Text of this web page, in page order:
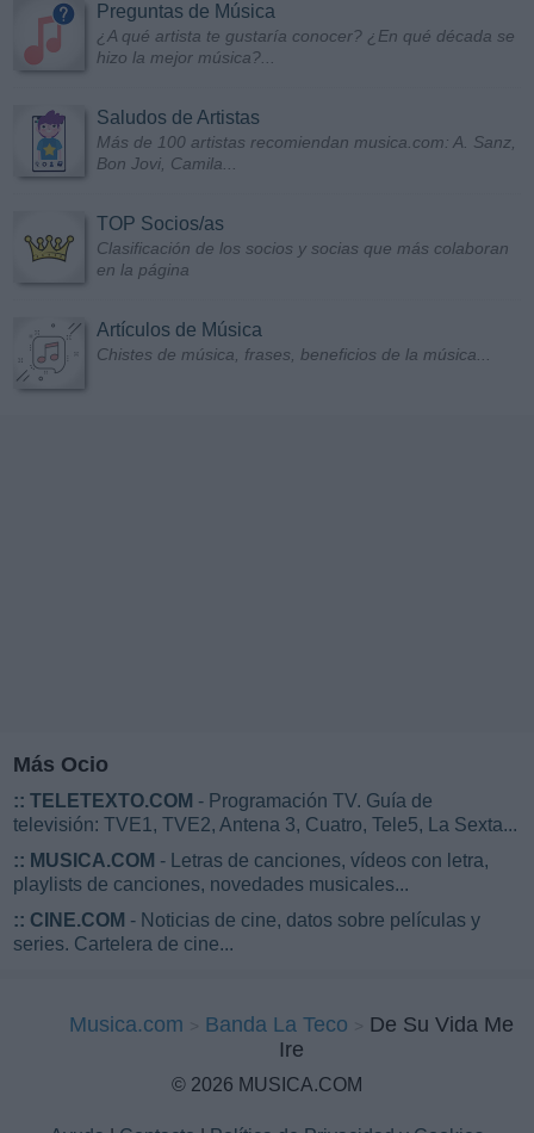
Preguntas de Música
¿A qué artista te gustaría conocer? ¿En qué década se
hizo la mejor música?...
Saludos de Artistas
Más de 100 artistas recomiendan musica.com: A. Sanz,
Bon Jovi, Camila...
TOP Socios/as
Clasificación de los socios y socias que más colaboran
en la página
Artículos de Música
Chistes de música, frases, beneficios de la música...
Más Ocio
:: TELETEXTO.COM - Programación TV. Guía de
televisión: TVE1, TVE2, Antena 3, Cuatro, Tele5, La Sexta...
:: MUSICA.COM - Letras de canciones, vídeos con letra,
playlists de canciones, novedades musicales...
:: CINE.COM - Noticias de cine, datos sobre películas y
series. Cartelera de cine...
Musica.com Banda La Teco
De Su Vida Me
Ire
© 2026 MUSICA.COM